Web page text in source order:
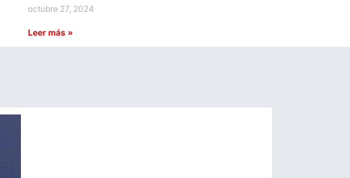
octubre 27, 2024
Leer más »